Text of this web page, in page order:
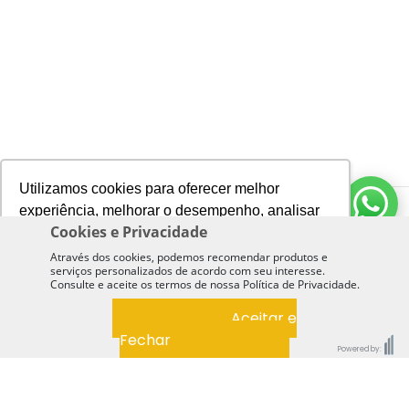
Utilizamos cookies para oferecer melhor
experiência, melhorar o desempenho, analisar
como você interage em nosso site e
personalizar conteúdo.
Cookies e Privacidade
Através dos cookies, podemos recomendar produtos e
serviços personalizados de acordo com seu interesse.
Consulte e aceite os termos de nossa Política de Privacidade.
Aceitar e
Fechar
Powered by: